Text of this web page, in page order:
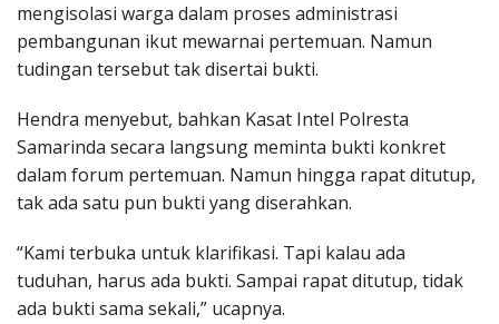
mengisolasi warga dalam proses administrasi
pembangunan ikut mewarnai pertemuan. Namun
tudingan tersebut tak disertai bukti.
Hendra menyebut, bahkan Kasat Intel Polresta
Samarinda secara langsung meminta bukti konkret
dalam forum pertemuan. Namun hingga rapat ditutup,
tak ada satu pun bukti yang diserahkan.
“Kami terbuka untuk klarifikasi. Tapi kalau ada
tuduhan, harus ada bukti. Sampai rapat ditutup, tidak
ada bukti sama sekali,” ucapnya.